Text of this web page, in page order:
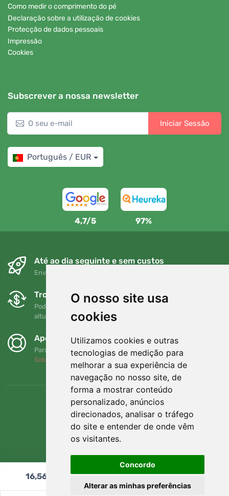
O nosso site usa
cookies
Utilizamos cookies e outras
tecnologias de medição para
melhorar a sua experiência de
navegação no nosso site, de
forma a mostrar conteúdo
personalizado, anúncios
direcionados, analisar o tráfego
do site e entender de onde vêm
os visitantes.
Concordo
Alterar as minhas preferências
Como medir o comprimento do pé
Declaração sobre a utilização de cookies
Protecção de dados pessoais
Impressão
Cookies
Subscrever a nossa newsletter
Iniciar Sessão
Português / EUR
4,7/5 97%
Até ao dia seguinte e sem custos
Envio gratuito para encomendas superiores a 80 EUR
Trocas e devoluções gratuitas
Pode devolver ou trocar a sua encomenda em qualquer
altura no prazo de 90 dias
Apoiamos a Trees.org
Para cada encomenda plantamos uma árvore! Leia mais
Sobre nós
16,56 Adicionar ao carrinho